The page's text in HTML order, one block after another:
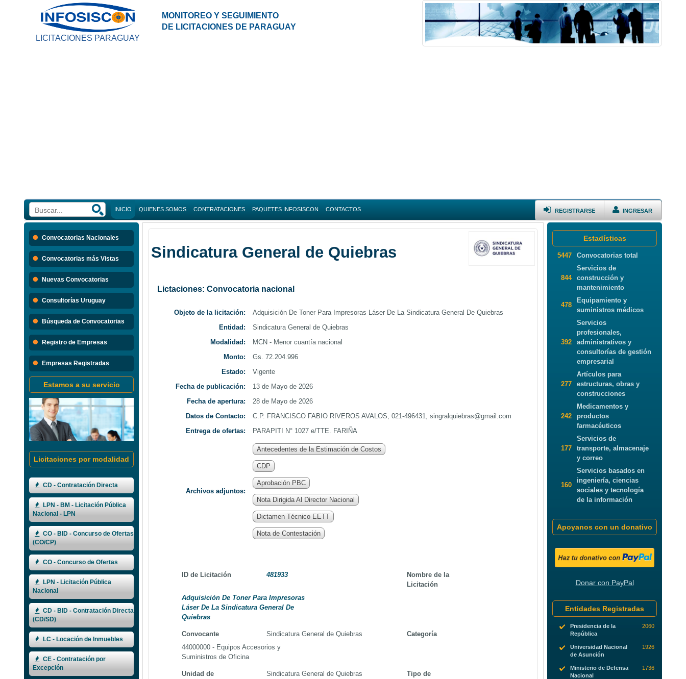
LICITACIONES PARAGUAY
MONITOREO Y SEGUIMIENTO
DE LICITACIONES DE PARAGUAY
INICIO QUIENES SOMOS CONTRATACIONES
Búsqueda
Convocatorias Nacionales
PAQUETES INFOSISCON CONTACTOS INGRESAR
REGISTRARSE
Convocatorias Nacionales
Convocatorias más Vistas
Nuevas Convocatorias
Consultorías Uruguay
Búsqueda de Convocatorias
Registro de Empresas
Empresas Registradas
Estamos a su servicio
Licitaciones por modalidad
CD - Contratación Directa
LPN - BM - Licitación Pública
Nacional - LPN
CO - BID - Concurso de Ofertas
(CO/CP)
CO - Concurso de Ofertas
LPN - Licitación Pública
Nacional
CD - BID - Contratación Directa
(CD/SD)
LC - Locación de Inmuebles
CE - Contratación por
Excepción
Sindicatura General de Quiebras
Lictaciones: Convocatoria nacional
Objeto de la licitación:
Adquisición De Toner Para Impresoras Láser De La Sindicatura General De Quiebras
Entidad:
Sindicatura General de Quiebras
Modalidad:
MCN - Menor cuantía nacional
Monto:
Gs. 72.204.996
Estado:
Vigente
Fecha de publicación:
13 de Mayo de 2026
Fecha de apertura:
28 de Mayo de 2026
Datos de Contacto:
C.P. FRANCISCO FABIO RIVEROS AVALOS, 021-496431, singralquiebras@gmail.com
Entrega de ofertas:
PARAPITI N° 1027 e/TTE. FARIÑA
Archivos adjuntos:
Antecedentes de la Estimación de Costos
CDP
Aprobación PBC
Nota Dirigida Al Director Nacional
Dictamen Técnico EETT
Nota de Contestación
ID de Licitación 481933
Nombre de la
Licitación
Adquisición De Toner Para Impresoras
Láser De La Sindicatura General De
Quiebras
Convocante Sindicatura General de Quiebras
Categoría
44000000 - Equipos Accesorios y
Suministros de Oficina
Unidad de
Sindicatura General de Quiebras
Tipo de
Estadísticas
5447 Convocatorias total
844
Servicios de
construcción y
mantenimiento
478
Equipamiento y
suministros médicos
392
Servicios
profesionales,
administrativos y
consultorías de gestión
empresarial
277
Artículos para
estructuras, obras y
construcciones
242
Medicamentos y
productos
farmacéuticos
177
Servicios de
transporte, almacenaje
y correo
160
Servicios basados en
ingeniería, ciencias
sociales y tecnología
de la información
Apoyanos con un donativo
Donar con PayPal
Entidades Registradas
Presidencia de la
República
2060
Universidad Nacional
de Asunción
1926
Ministerio de Defensa
Nacional
1736